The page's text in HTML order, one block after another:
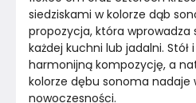
Kolor nóżek
Marka
siedziskami w kolorze dąb
propozycja, która
każdej kuchni lub jadalni. Stół
harmonijną kompozycję, a
kolorze dębu sonoma nadaje
nowoczesności.